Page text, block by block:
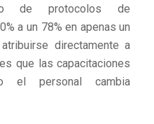
de protocolos de
a un 78% en apenas un
directamente a
es que las capacitaciones
el personal cambia